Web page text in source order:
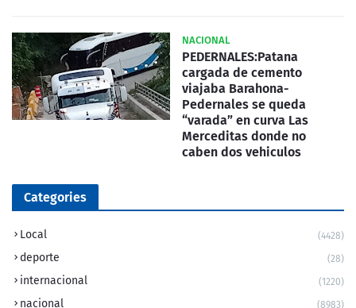
NACIONAL
PEDERNALES:Patana
cargada de cemento
viajaba Barahona-
Pedernales se queda
“varada” en curva Las
Merceditas donde no
caben dos vehiculos
Categories
Local (4428)
deporte (28)
internacional (1220)
nacional (8983)